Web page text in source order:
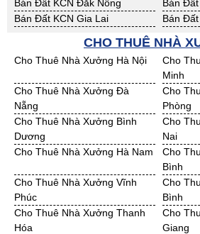
Bán Đất KCN Đăk Nông
Bán
Bán Đất KCN Gia Lai
Bán
Bán
Bán Đất KCN Ninh Thuận
Bán Đất
Bán Đất KCN Quảng Bình
Bán Đất
Bán Đất KCN Quảng Ngãi
Bán Đất
Bán Đất KCN Cần Thơ
Bán
Bán Đất KCN Bạc Liêu
Bán Đất
Bán Đất KCN Bình Phước
Bán
Bán Đất KCN Đồng Tháp
Bán Đất
Bán Đất KCN Kiên Giang
Bán
Bán Đất KCN Sóc Trăng
Bán Đất
Bán Đất KCN Tiền Giang
Bán
Bán Đất KCN Vĩnh Long
Bán
Bán Đất KCN Hưng Yên
Bán
CHO THUÊ NHÀ
Cho Thuê Nhà Xưởng Hà Nội
Cho
Minh
Cho Thuê Nhà Xưởng Đà
Nẵng
Cho
Phòng
Cho Thuê Nhà Xưởng Bình
Dương
Cho
Nai
Cho Thuê Nhà Xưởng Hà Nam
Cho
Bình
Cho Thuê Nhà Xưởng Vĩnh
Phúc
Cho
Bình
Cho Thuê Nhà Xưởng Thanh
Hóa
Cho
Giang